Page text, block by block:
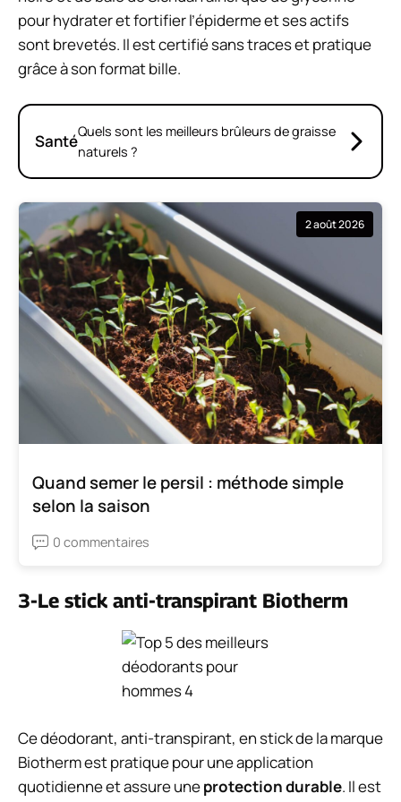
pour hydrater et fortifier l’épiderme et ses actifs
sont brevetés. Il est certifié sans traces et pratique
grâce à son format bille.
SantéQuels sont les meilleurs brûleurs de graisse
naturels ?
2 août 2026
Quand semer le persil : méthode simple
selon la saison
0 commentaires
3-Le stick anti-transpirant Biotherm
Ce déodorant, anti-transpirant, en stick de la marque
Biotherm est pratique pour une application
quotidienne et assure uneprotection durable. Il est